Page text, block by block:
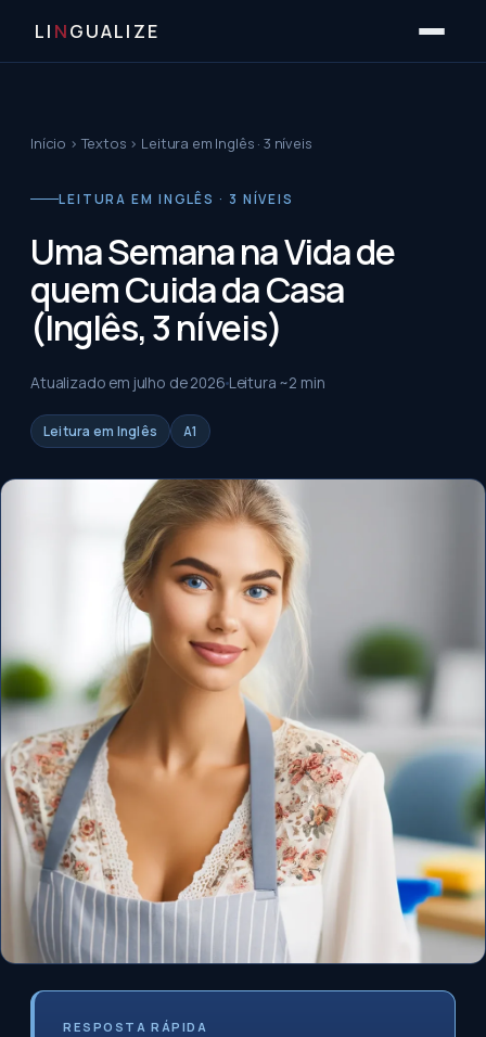
LI NGUALIZE
Início ›Textos › Leitura em Inglês · 3 níveis
LEITURA EM INGLÊS · 3 NÍVEIS
Uma Semana na Vida de
quem Cuida da Casa
(Inglês, 3 níveis)
Atualizado em julho de 2026Leitura ~2 min
Leitura em Inglês A1
RESPOSTA RÁPIDA